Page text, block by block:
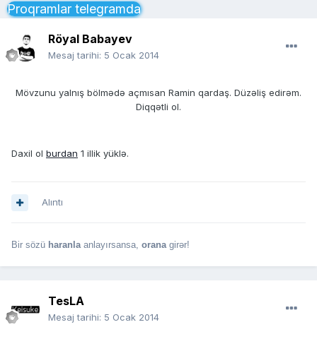
Proqramlar telegramda
Röyal Babayev
Mesaj tarihi: 5 Ocak 2014
Mövzunu yalnış bölmədə açmısan Ramin qardaş. Düzəliş edirəm.
Diqqətli ol.
Daxil ol burdan 1 illik yüklə.
Alıntı
Bir sözü haranla anlayırsansa, orana girər!
TesLA
Mesaj tarihi: 5 Ocak 2014